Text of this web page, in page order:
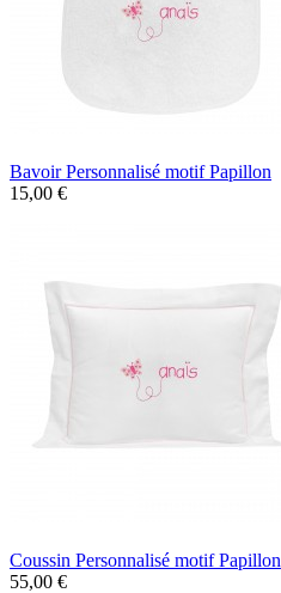
Bavoir Personnalisé motif Papillon
15,00 €
Coussin Personnalisé motif Papillon
55,00 €